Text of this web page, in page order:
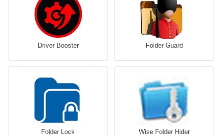
Driver Booster Folder Guard
Folder Lock Wise Folder Hider